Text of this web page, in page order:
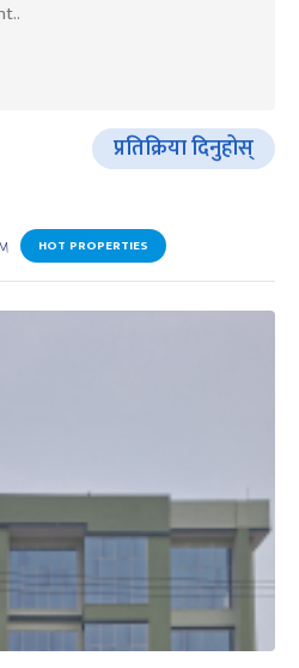
प्रतिक्रिया दिनुहोस्
HOT PROPERTIES